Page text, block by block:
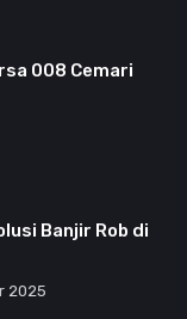
008 Cemari
Banjir Rob di
2025